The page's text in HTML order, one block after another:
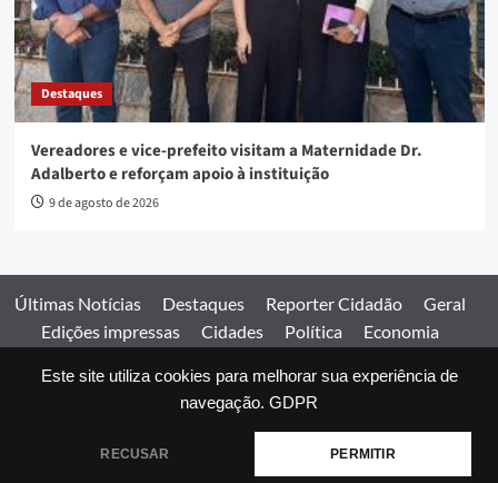
Este site utiliza cookies para melhorar sua experiência de
navegação. GDPR
RECUSAR PERMITIR
Destaques
Vereadores e vice-prefeito visitam a Maternidade Dr.
Adalberto e reforçam apoio à instituição
9 de agosto de 2026
Últimas Notícias Destaques Reporter Cidadão
Geral
Edições impressas
Cidades Política
Economia
Comercial
Edições impressas Expediente Home
© 2026 Jornal Estado de Goiás. Todos os direitos reservados.